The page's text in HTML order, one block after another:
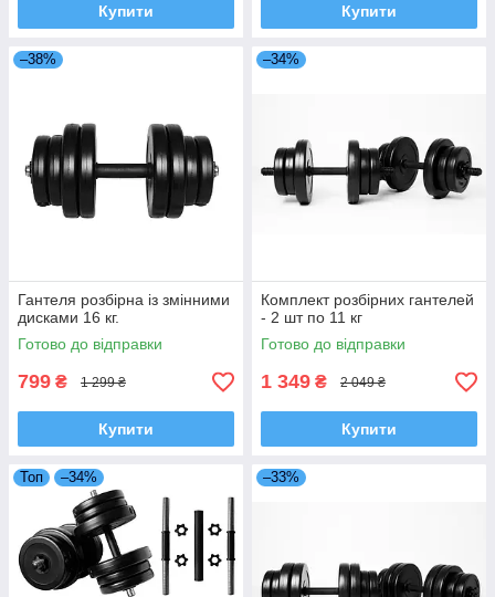
Купити Купити
–38%
Гантеля розбірна із змінними
дисками 16 кг.
Готово до відправки
799 ₴ 1 299 ₴
Купити
–34%
Комплект розбірних гантелей
- 2 шт по 11 кг
Готово до відправки
1 349 ₴ 2 049 ₴
Купити
Топ –34% –33%